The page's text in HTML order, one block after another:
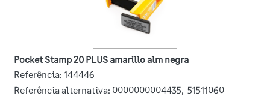
Pocket Stamp 20 PLUS amarillo alm negra
Referência: 144446
Referência alternativa: 0000000004435, 51511060